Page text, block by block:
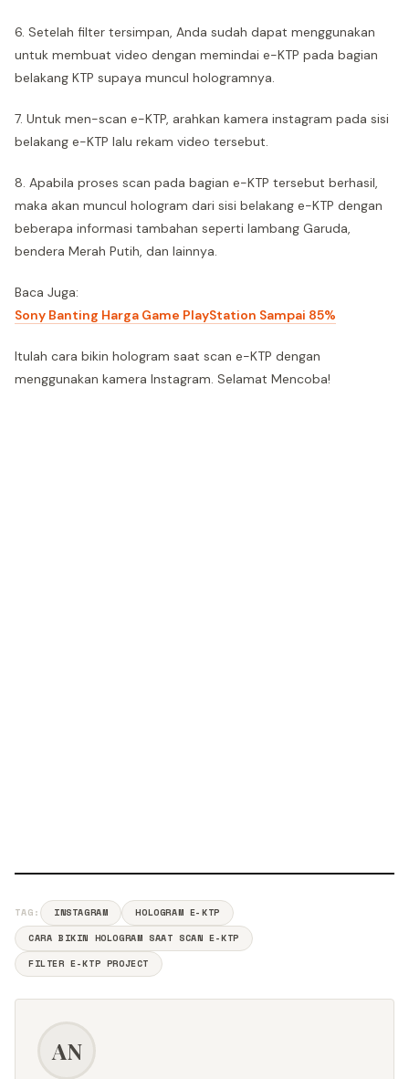
6. Setelah filter tersimpan, Anda sudah dapat menggunakan
untuk membuat video dengan memindai e-KTP pada bagian
belakang KTP supaya muncul hologramnya.
7. Untuk men-scan e-KTP, arahkan kamera instagram pada sisi
belakang e-KTP lalu rekam video tersebut.
8. Apabila proses scan pada bagian e-KTP tersebut berhasil,
maka akan muncul hologram dari sisi belakang e-KTP dengan
beberapa informasi tambahan seperti lambang Garuda,
bendera Merah Putih, dan lainnya.
Baca Juga:
Sony Banting Harga Game PlayStation Sampai 85%
Itulah cara bikin hologram saat scan e-KTP dengan
menggunakan kamera Instagram. Selamat Mencoba!
TAG: INSTAGRAM
HOLOGRAM E-KTP
CARA BIKIN HOLOGRAM SAAT SCAN E-KTP
FILTER E-KTP PROJECT
AN